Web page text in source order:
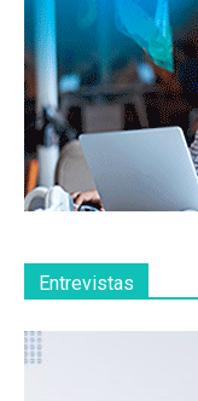
Entrevistas